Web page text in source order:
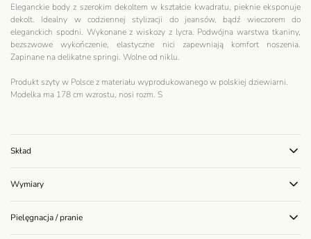
Eleganckie body z szerokim dekoltem w kształcie kwadratu, pieknie eksponuje
dekolt. Idealny w codziennej stylizacji do jeansów, bądź wieczorem do
eleganckich spodni. Wykonane z wiskozy z lycra. Podwójna warstwa tkaniny,
bezszwowe wykończenie, elastyczne nici zapewniają komfort noszenia.
Zapinane na delikatne springi. Wolne od niklu.
Produkt szyty w Polsce z materiału wyprodukowanego w polskiej dziewiarni.
Modelka ma 178 cm wzrostu, nosi rozm. S
Skład
Wymiary
Pielęgnacja / pranie